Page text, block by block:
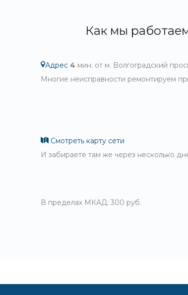
Как мы
Адрес 4 мин. от м. Волгоградский
Многие неисправности ремонтируем
Смотреть карту сети
И забираете там же через несколько
В пределах МКАД: 300 руб.